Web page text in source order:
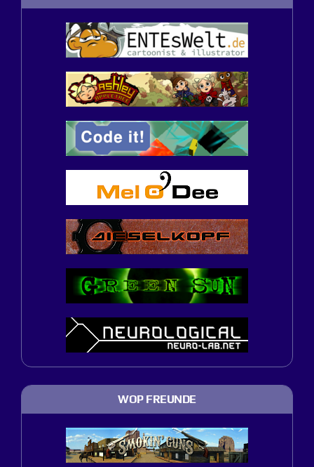
WOP FREUNDE